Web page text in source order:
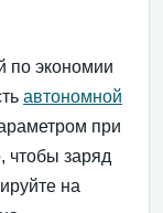
по экономии
автономной
при
чтобы заряд
на